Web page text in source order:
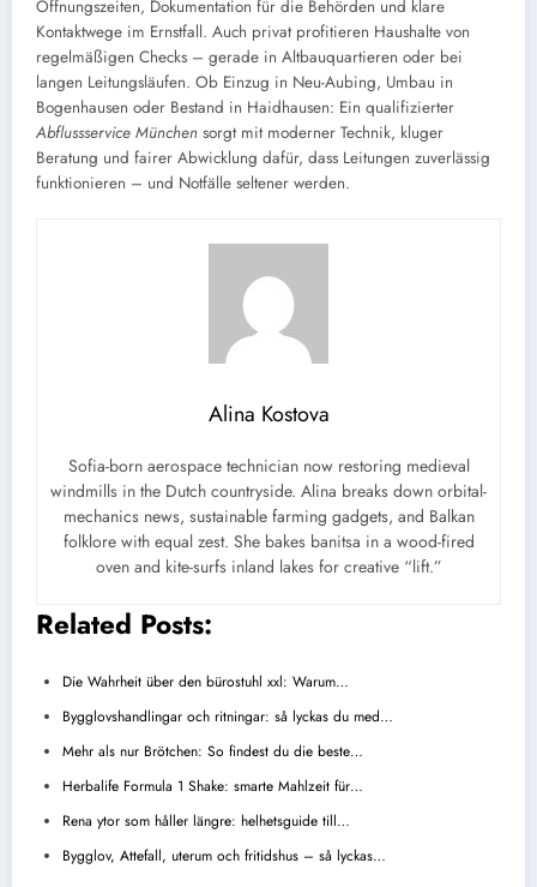
Öffnungszeiten, Dokumentation für die Behörden und klare
Kontaktwege im Ernstfall. Auch privat profitieren Haushalte von
regelmäßigen Checks – gerade in Altbauquartieren oder bei
langen Leitungsläufen. Ob Einzug in Neu-Aubing, Umbau in
Bogenhausen oder Bestand in Haidhausen: Ein qualifizierter
Abflussservice München sorgt mit moderner Technik, kluger
Beratung und fairer Abwicklung dafür, dass Leitungen zuverlässig
funktionieren – und Notfälle seltener werden.
Alina Kostova
Sofia-born aerospace technician now restoring medieval
windmills in the Dutch countryside. Alina breaks down orbital-
mechanics news, sustainable farming gadgets, and Balkan
folklore with equal zest. She bakes banitsa in a wood-fired
oven and kite-surfs inland lakes for creative “lift.”
Related Posts:
Die Wahrheit über den bürostuhl xxl: Warum…
Bygglovshandlingar och ritningar: så lyckas du med…
Mehr als nur Brötchen: So findest du die beste…
Herbalife Formula 1 Shake: smarte Mahlzeit für…
Rena ytor som håller längre: helhetsguide till…
Bygglov, Attefall, uterum och fritidshus – så lyckas…